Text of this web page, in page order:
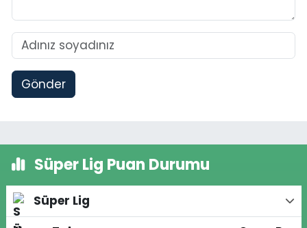
Gönder
Süper Lig Puan Durumu
Süper Lig